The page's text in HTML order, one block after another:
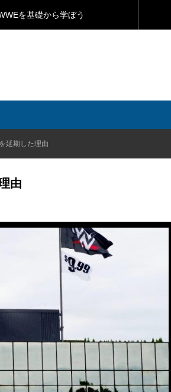
を基礎から学ぼう
延期した理由
由